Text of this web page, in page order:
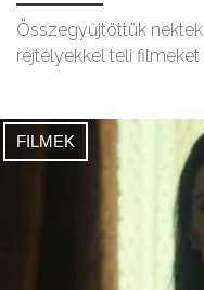
Összegyűjtöttük
rejtélyekkel teli
FILMEK